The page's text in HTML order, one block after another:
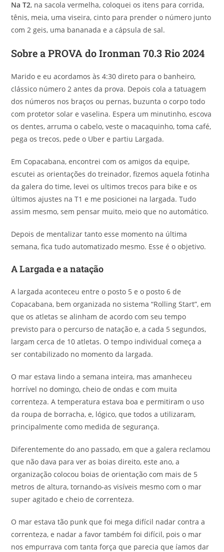
Na T2, na sacola vermelha, coloquei os itens para corrida,
tênis, meia, uma viseira, cinto para prender o número junto
com 2 geis, uma bananada e a cápsula de sal.
Sobre a PROVA do Ironman 70.3 Rio 2024
Marido e eu acordamos às 4:30 direto para o banheiro,
clássico número 2 antes da prova. Depois cola a tatuagem
dos números nos braços ou pernas, buzunta o corpo todo
com protetor solar e vaselina. Espera um minutinho, escova
os dentes, arruma o cabelo, veste o macaquinho, toma café,
pega os trecos, pede o Uber e partiu Largada.
Em Copacabana, encontrei com os amigos da equipe,
escutei as orientações do treinador, fizemos aquela fotinha
da galera do time, levei os ultimos trecos para bike e os
últimos ajustes na T1 e me posicionei na largada. Tudo
assim mesmo, sem pensar muito, meio que no automático.
Depois de mentalizar tanto esse momento na última
semana, fica tudo automatizado mesmo. Esse é o objetivo.
A Largada e a natação
A largada aconteceu entre o posto 5 e o posto 6 de
Copacabana, bem organizada no sistema “Rolling Start”, em
que os atletas se alinham de acordo com seu tempo
previsto para o percurso de natação e, a cada 5 segundos,
largam cerca de 10 atletas. O tempo individual começa a
ser contabilizado no momento da largada.
O mar estava lindo a semana inteira, mas amanheceu
horrível no domingo, cheio de ondas e com muita
correnteza. A temperatura estava boa e permitiram o uso
da roupa de borracha, e, lógico, que todos a utilizaram,
principalmente como medida de segurança.
Diferentemente do ano passado, em que a galera reclamou
que não dava para ver as boias direito, este ano, a
organização colocou boias de orientação com mais de 5
metros de altura, tornando-as visíveis mesmo com o mar
super agitado e cheio de correnteza.
O mar estava tão punk que foi mega difícil nadar contra a
correnteza, e nadar a favor também foi difícil, pois o mar
nos empurrava com tanta força que parecia que íamos dar